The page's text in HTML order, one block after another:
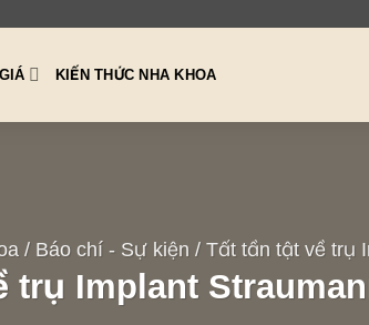
KIẾN THỨC NHA KHOA
/ Báo chí - Sự kiện / Tất tần tật về trụ
trụ Implant